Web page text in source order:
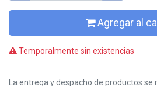
Agregar al
Temporalmente sin existencias
La entrega y despacho de productos se